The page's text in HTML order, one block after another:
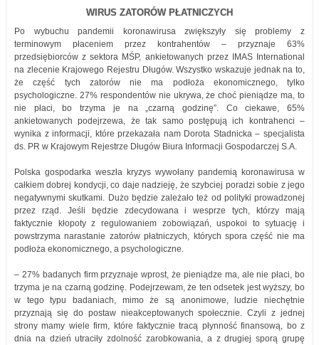
WIRUS ZATORÓW PŁATNICZYCH
Po wybuchu pandemii koronawirusa zwiększyły się problemy z
terminowym płaceniem przez kontrahentów – przyznaje 63%
przedsiębiorców z sektora MŚP, ankietowanych przez IMAS International
na zlecenie Krajowego Rejestru Długów. Wszystko wskazuje jednak na to,
że część tych zatorów nie ma podłoża ekonomicznego, tylko
psychologiczne. 27% respondentów nie ukrywa, że choć pieniądze ma, to
nie płaci, bo trzyma je na „czarną godzinę”. Co ciekawe, 65%
ankietowanych podejrzewa, że tak samo postępują ich kontrahenci –
wynika z informacji, które przekazała nam Dorota Stadnicka – specjalista
ds. PR w Krajowym Rejestrze Długów Biura Informacji Gospodarczej S.A.
Polska gospodarka weszła kryzys wywołany pandemią koronawirusa w
całkiem dobrej kondycji, co daje nadzieję, że szybciej poradzi sobie z jego
negatywnymi skutkami. Dużo będzie zależało też od polityki prowadzonej
przez rząd. Jeśli będzie zdecydowana i wesprze tych, którzy mają
faktycznie kłopoty z regulowaniem zobowiązań, uspokoi to sytuację i
powstrzyma narastanie zatorów płatniczych, których spora część nie ma
podłoża ekonomicznego, a psychologiczne.
– 27% badanych firm przyznaje wprost, że pieniądze ma, ale nie płaci, bo
trzyma je na czarną godzinę. Podejrzewam, że ten odsetek jest wyższy, bo
w tego typu badaniach, mimo że są anonimowe, ludzie niechętnie
przyznają się do postaw nieakceptowanych społecznie. Czyli z jednej
strony mamy wiele firm, które faktycznie tracą płynność finansową, bo z
dnia na dzień utraciły zdolność zarobkowania, a z drugiej sporą grupę